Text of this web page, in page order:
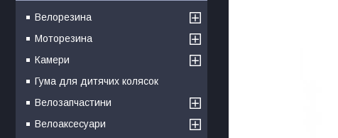
Велорезина
Моторезина
Камери
Гума для дитячих колясок
Велозапчастини
Велоаксесуари